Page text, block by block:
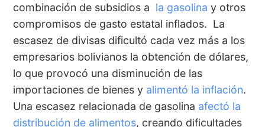
combinación de subsidios a la gasolina y otros
compromisos de gasto estatal inflados. La
escasez de divisas dificultó cada vez más a los
empresarios bolivianos la obtención de dólares,
lo que provocó una disminución de las
importaciones de bienes y alimentó la inflación.
Una escasez relacionada de gasolina afectó la
distribución de alimentos, creando dificultades